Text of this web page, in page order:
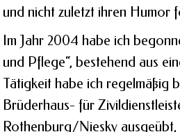
und nicht zuletzt ihren Humor
Im Jahr 2004 habe ich
und Pflege“, bestehend aus
Tätigkeit habe ich regelmäßig
Brüderhaus- für
Rothenburg/Niesky ausgeübt,